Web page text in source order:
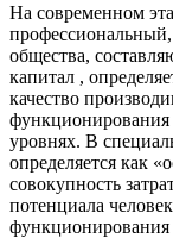
На современном
общества,
капитал ,
качество
функционирования
уровнях. В
определяется как
совокупность
потенциала
функционирования